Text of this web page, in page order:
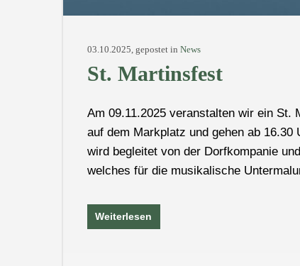
03.10.2025, gepostet in News
St. Martinsfest
Am 09.11.2025 veranstalten wir ein St.
auf dem Markplatz und gehen ab
wird begleitet von der Dorfkompanie
welches für die musikalische
Weiterlesen